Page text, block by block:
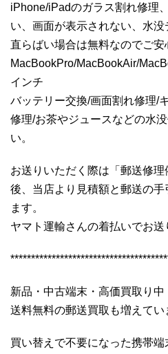
iPhone/iPadのガラス割れ修理
い、画面が表示されない、水没
直らばい場合は無料なのでご安
MacBookPro/MacBookAir/
インチ
バッテリー交換/画面割れ修理/
修理/お茶やジュースなどの水
い。
お送りいただく際は「郵送修
後、当店より見積額と郵送の
ます。
ヤマト運輸さんの着払いでお送
新品・中古端末・高価買取り中
送料無料の郵送買取も増えてい
買い替えで不要になった携帯